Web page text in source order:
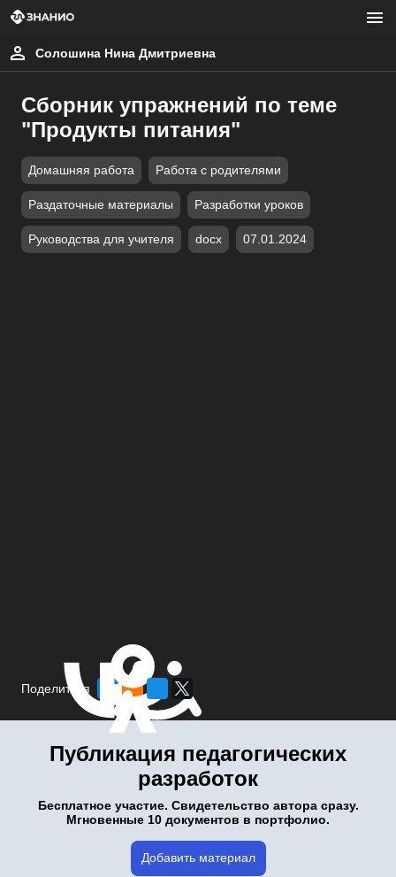
Солошина Нина Дмитриевна
Сборник упражнений по теме
"Продукты питания"
Домашняя работа Работа с родителями
Раздаточные материалы Разработки уроков
Руководства для учителя docx 07.01.2024
Поделиться
Публикация педагогических
разработок
Бесплатное участие. Свидетельство автора сразу.
Мгновенные 10 документов в портфолио.
Добавить материал